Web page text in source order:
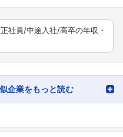
社員/中途入社/高卒の年収・
企業をもっと読む